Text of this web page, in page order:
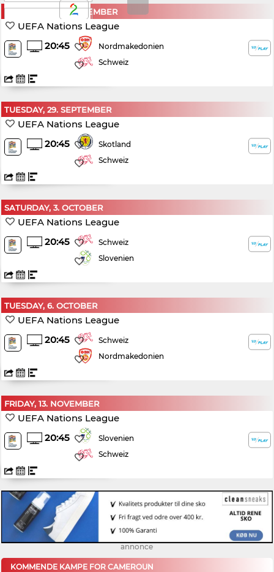
TV2 PLAY
SATURDAY, 26. SEPTEMBER
UEFA Nations League
20:45
Nordmakedonien
Schweiz
TUESDAY, 29. SEPTEMBER
UEFA Nations League
20:45
Skotland
Schweiz
SATURDAY, 3. OCTOBER
UEFA Nations League
20:45
Schweiz
Slovenien
TUESDAY, 6. OCTOBER
UEFA Nations League
20:45
Schweiz
Nordmakedonien
FRIDAY, 13. NOVEMBER
UEFA Nations League
20:45
Slovenien
Schweiz
annonce
KOMMENDE KAMPE FOR CAMEROUN